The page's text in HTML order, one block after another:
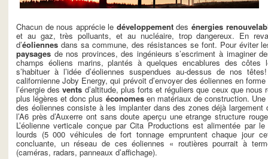
Chacun de nous apprécie le développementdesénergies
et au gaz, très polluants, et au nucléaire, trop dangereux. En
d’éoliennes dans sa commune, des résistances se font. Pour éviter
paysages de nos provinces, des ingénieurs s’escriment à imaginer
champs éoliens marins, plantés à quelques encablures des
s’habituer à l’idée d’éoliennes suspendues au-dessus de nos
californienne Joby Energy, qui prévoit d’envoyer des éoliennes en
l’énergie desvents d’altitude, plus forts et réguliers que ceux que
plus légères et donc plus économesen matériaux de construction.
des éoliennes consiste à les implanter dans des zones déjà
l’A6 près d’Auxerre ont sans doute aperçu une etrange structure
L’éolienne verticale conçue par Cita Productions est alimentée par
lourds (5 000 véhicules de fort tonnage empruntent chaque jour
concluante, un réseau de ces éoliennes « routières pourrait à
(caméras, radars, panneaux d’affichage).